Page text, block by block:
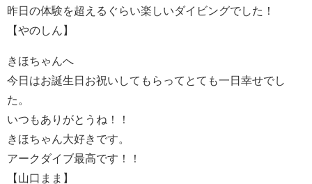
昨日の体験を超えるぐらい楽しいダイビングでした！
【やのしん】
きほちゃんへ
今日はお誕生日お祝いしてもらってとても一日幸せでし
た。
いつもありがとうね！！
きほちゃん大好きです。
アークダイブ最高です！！
【山口まま】